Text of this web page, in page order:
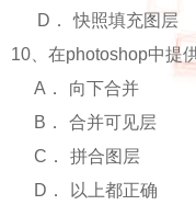
D ．
快照填充图层
10 、在photoshop中提
A ．
向下合并
B ．
合并可见层
C ．
拼合图层
D ．
以上都正确